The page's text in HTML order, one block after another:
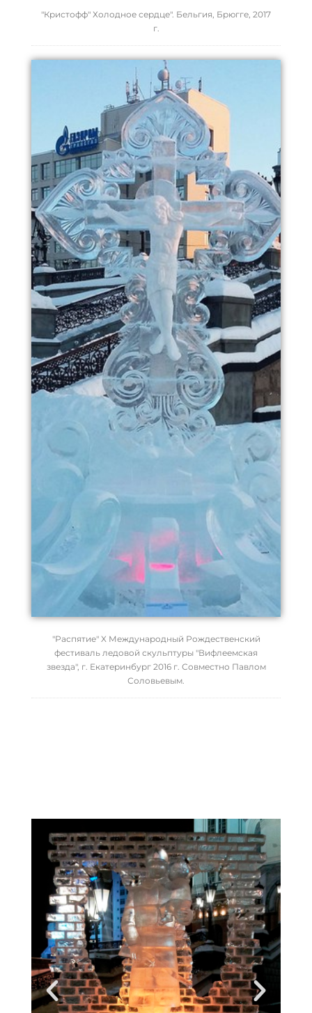
"Кристофф" Холодное сердце". Бельгия, Брюгге, 2017
г.
"Распятие" X Международный Рождественский
фестиваль ледовой скульптуры "Вифлеемская
звезда", г. Екатеринбург 2016 г. Совместно Павлом
Соловьевым.